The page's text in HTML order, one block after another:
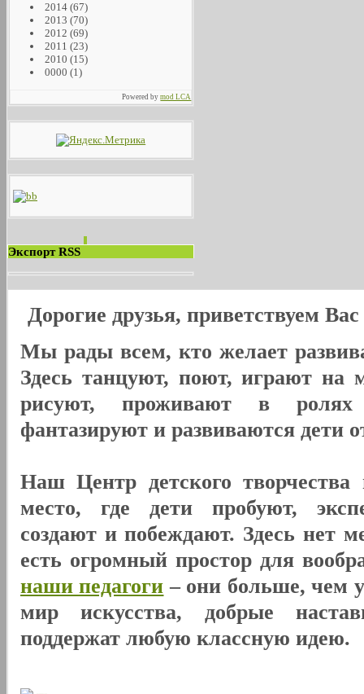
2014 (67)
2013 (70)
2012 (69)
2011 (23)
2010 (15)
0000 (1)
Powered bymod LCA
Экспорт RSS
Дорогие друзья, приветствуем
Мы рады всем, кто желает
Здесь танцуют, поют, играют на
рисуют, проживают в
фантазируют и развиваются дети
Наш Центр детского
место, где дети пробуют,
создают и побеждают. Здесь нет
есть огромный простор для
наши педагоги – они больше, чем
мир искусства, добрые
поддержат любую классную идею.